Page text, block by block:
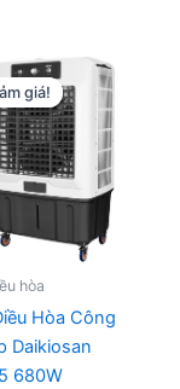
₫.
là:
giá!
giá!
hòa
Hòa Công
Daikiosan
680W